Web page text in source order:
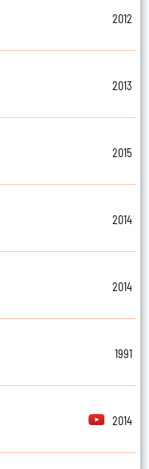
2012
2013
2015
2014
2014
1991
2014